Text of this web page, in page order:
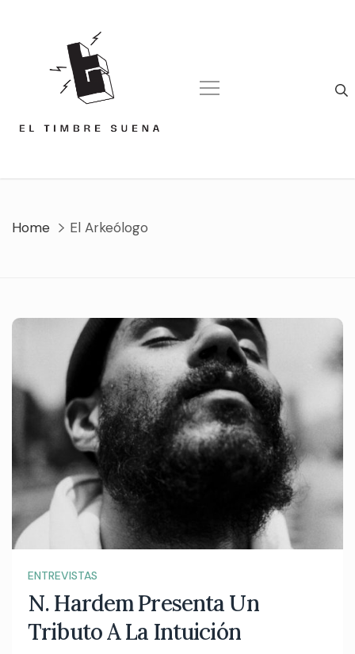
Home El Arkeólogo
ENTREVISTAS
N. Hardem Presenta Un
Tributo A La Intuición